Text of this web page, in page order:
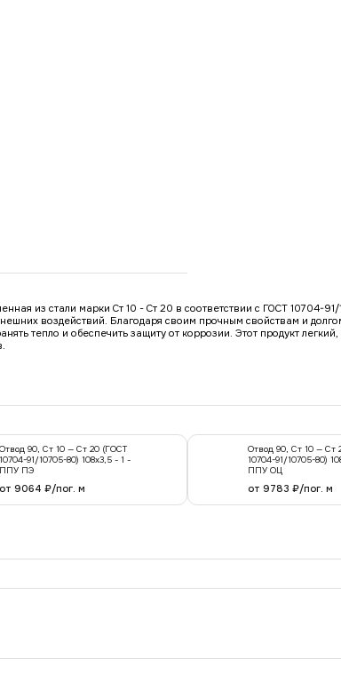
из стали марки Ст 10 - Ст 20 в соответствии с ГОСТ 10704-
воздействий. Благодаря своим прочным свойствам и
тепло и обеспечить защиту от коррозии. Этот продукт
Отвод 90, Ст 10 — Ст 20 (ГОСТ
10704-91/10705-80) 108x3,5 - 1 -
ППУ ПЭ
от 9064 ₽/пог. м
Отвод 90, Ст 10 — Ст
10704-91/10705-80)
ППУ ОЦ
от 9783 ₽/пог. м